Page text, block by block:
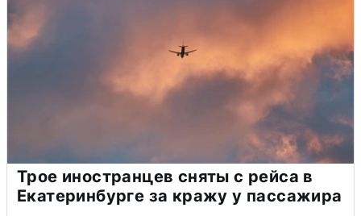
Трое иностранцев сняты с рейса в
Екатеринбурге за кражу у пассажира